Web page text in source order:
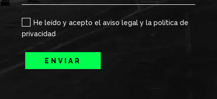
He leído y acepto el aviso legal y la política de
privacidad
ENVIAR